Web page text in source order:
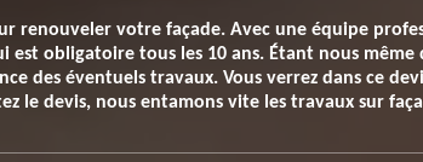
renouveler votre façade. Avec une équipe
obligatoire tous les 10 ans. Étant nous même
des éventuels travaux. Vous verrez dans ce
le devis, nous entamons vite les travaux sur